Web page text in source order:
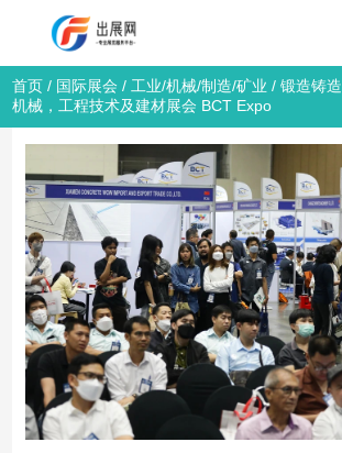
首页 / 国际展会 / 工业/机械/制造/矿业 /锻造铸造
机械，工程技术及建材展会 BCT Expo